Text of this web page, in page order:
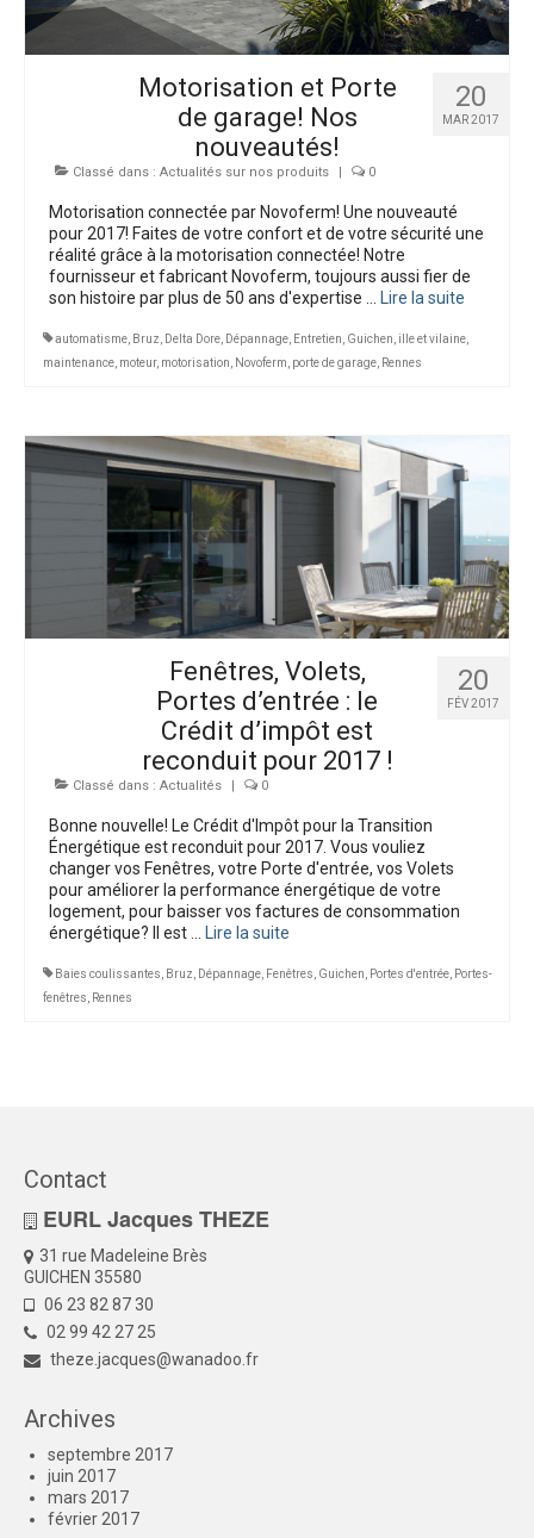
20
MAR 2017
Motorisation et Porte
de garage! Nos
nouveautés!
Classé dans : Actualités sur nos produits 0
Motorisation connectée par Novoferm! Une nouveauté
pour 2017! Faites de votre confort et de votre sécurité une
réalité grâce à la motorisation connectée! Notre
fournisseur et fabricant Novoferm, toujours aussi fier de
son histoire par plus de 50 ans d'expertise … Lire la suite­­
automatisme, Bruz, Delta Dore, Dépannage, Entretien, Guichen, ille et vilaine,
maintenance, moteur, motorisation, Novoferm, porte de garage, Rennes
20
FÉV 2017
Fenêtres, Volets,
Portes d’entrée : le
Crédit d’impôt est
reconduit pour 2017 !
Classé dans : Actualités | 0
Bonne nouvelle! Le Crédit d'Impôt pour la Transition
Énergétique est reconduit pour 2017. Vous vouliez
changer vos Fenêtres, votre Porte d'entrée, vos Volets
pour améliorer la performance énergétique de votre
logement, pour baisser vos factures de consommation
énergétique? Il est …
Lire la suite­­
Baies coulissantes Bruz Dépannage Fenêtres Guichen Portes d'entrée Portes-
fenêtres
Rennes
Contact
EURL Jacques THEZE
31 rue Madeleine Brès
GUICHEN 35580
06 23 82 87 30
02 99 42 27 25
theze.jacques@wanadoo.fr
Archives
septembre 2017
juin 2017
mars 2017
février 2017